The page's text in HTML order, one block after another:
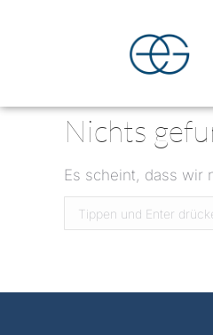
Nichts
Es scheint, dass wir